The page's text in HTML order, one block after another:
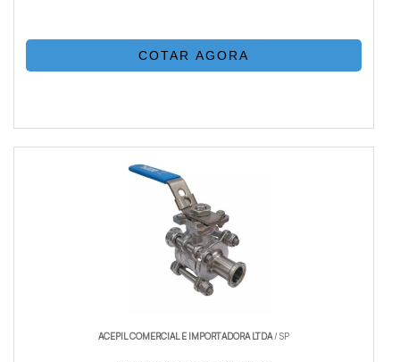
COTAR AGORA
ACEPIL COMERCIAL E IMPORTADORA LTDA/ SP